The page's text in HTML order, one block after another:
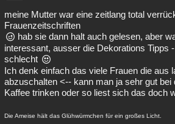
meine Mutter war eine zeitlang total
Frauenzeitschriften
hab sie dann halt auch gelesen, aber
interessant, ausser die Dekorations Tipps
schlecht
Ich denk einfach das viele Frauen die aus
abzuschalten <-- kann man ja sehr gut bei
Kaffee trinken oder so liest sich das doch
Die Ameise hält das Glühwürmchen für ein großes Licht.